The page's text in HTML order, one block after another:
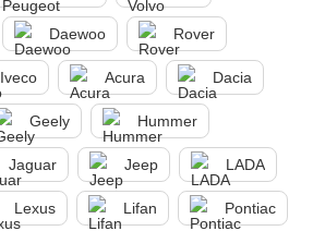
Daewoo Rover
Iveco Acura Dacia
Geely Hummer
Jaguar Jeep LADA
Lexus Lifan Pontiac